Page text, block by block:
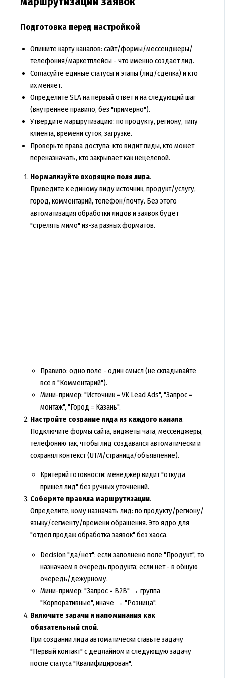
Подготовка перед настройкой
Опишите карту каналов: сайт/формы/мессенджеры/
телефония/маркетплейсы - что именно создаёт лид.
Согласуйте единые статусы и этапы (лид/сделка) и кто
их меняет.
Определите SLA на первый ответ и на следующий шаг
(внутреннее правило, без "примерно").
Утвердите маршрутизацию: по продукту, региону, типу
клиента, времени суток, загрузке.
Проверьте права доступа: кто видит лиды, кто может
переназначать, кто закрывает как нецелевой.
Нормализуйте входящие поля лида.
Приведите к единому виду источник, продукт/услугу,
город, комментарий, телефон/почту. Без этого
автоматизация обработки лидов и заявок будет
"стрелять мимо" из-за разных форматов.
Правило: одно поле - один смысл (не складывайте
всё в "Комментарий").
Мини-пример: "Источник = VK Lead Ads", "Запрос =
монтаж", "Город = Казань".
Настройте создание лида из каждого канала.
Подключите формы сайта, виджеты чата, мессенджеры,
телефонию так, чтобы лид создавался автоматически и
сохранял контекст (UTM/страница/объявление).
Критерий готовности: менеджер видит "откуда
пришёл лид" без ручных уточнений.
Соберите правила маршрутизации.
Определите, кому назначать лид: по продукту/региону/
языку/сегменту/времени обращения. Это ядро для
"отдел продаж обработка заявок" без хаоса.
Decision "да/нет": если заполнено поле "Продукт", то
назначаем в очередь продукта; если нет - в общую
очередь/дежурному.
Мини-пример: "Запрос = B2B" → группа
"Корпоративные", иначе → "Розница".
Включите задачи и напоминания как
обязательный слой.
При создании лида автоматически ставьте задачу
"Первый контакт" с дедлайном и следующую задачу
после статуса "Квалифицирован".